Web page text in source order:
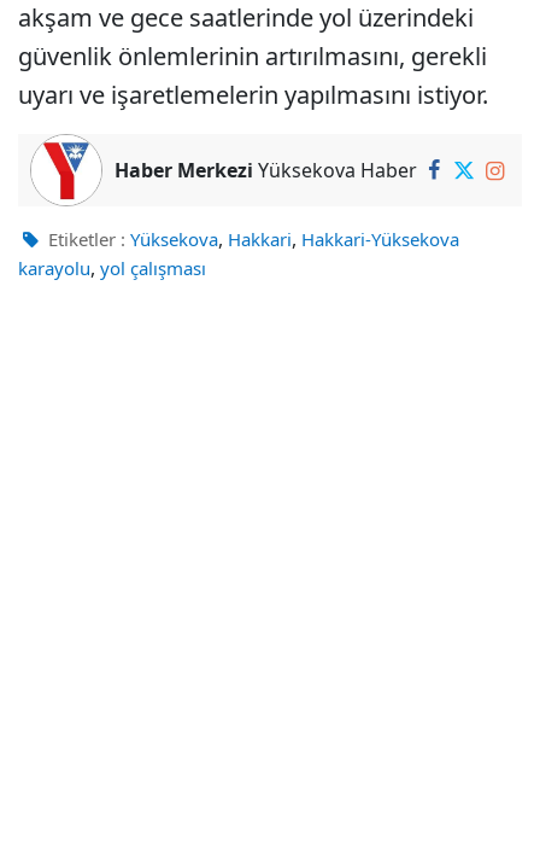
akşam ve gece saatlerinde yol üzerindeki
güvenlik önlemlerinin artırılmasını, gerekli
uyarı ve işaretlemelerin yapılmasını istiyor.
Haber Merkezi Yüksekova Haber
Etiketler : Yüksekova, Hakkari, Hakkari-Yüksekova
karayolu, yol çalışması